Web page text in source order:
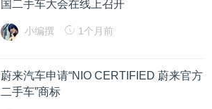
国二手车大会在线上召开
小编撰 1个月前
蔚来汽车申请“NIO CERTIFIED 蔚来官方
二手车”商标